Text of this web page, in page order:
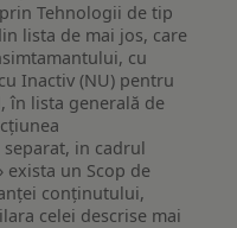
Tehnologii de tip
lista de mai jos, care
cu
Inactiv (NU) pentru
în lista generală de
separat, in cadrul
exista un Scop de
conținutului,
celei descrise mai